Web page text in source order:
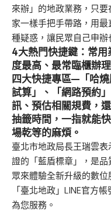
來辦」的地政業務，只
家一樣手把手帶路，用
種疑惑，讓民眾自己申辦
4大熱門快捷鍵：常用
度最高、最常臨櫃辦
四大快捷專區—「哈
試算」、「網路預約
訊、預估相關規費，
抽籤時間，一指就能
場乾等的麻煩。
臺北市地政局長王瑞雲
證的「藍盾標章」，是
眾來體驗全新升級的數
「臺北地政」LINE官方
為您服務。